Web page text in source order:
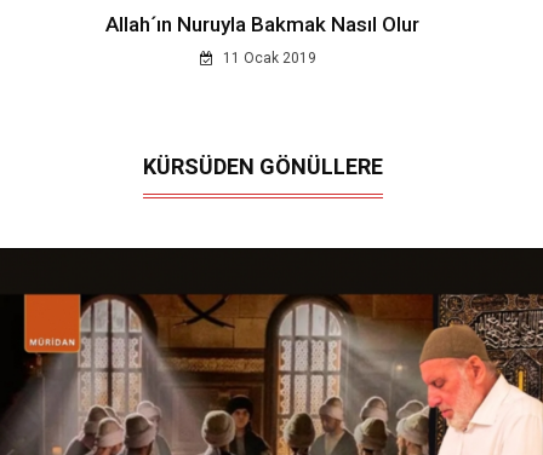
Allah´ın Nuruyla Bakmak Nasıl Olur
11 Ocak 2019
KÜRSÜDEN GÖNÜLLERE